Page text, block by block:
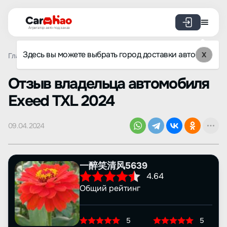
Агрегатор авто под заказ
Здесь вы можете выбрать город доставки авто X
Главная Отзывы Exeed TXL Просмотр отзыва
Oтзыв владельца автомобиля
Exeed TXL 2024
09.04.2024
一醉笑清风5639
4.64
Общий рейтинг
5
5